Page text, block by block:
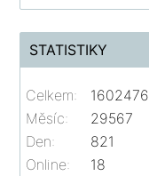
STATISTIKY
Online: 18
Celkem:
1602476
Měsíc:
29567
Den:
821